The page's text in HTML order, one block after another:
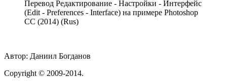
Перевод Редактирование - Настройки - Интерфейс
(Edit - Preferences - Interface) на примере Photoshop
CC (2014) (Rus)
Автор: Даниил Богданов
Сopyright© 2009-2014.